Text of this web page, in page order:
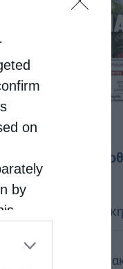
on
by
it to
Τελευταία
Κακό και
Χειροτονία